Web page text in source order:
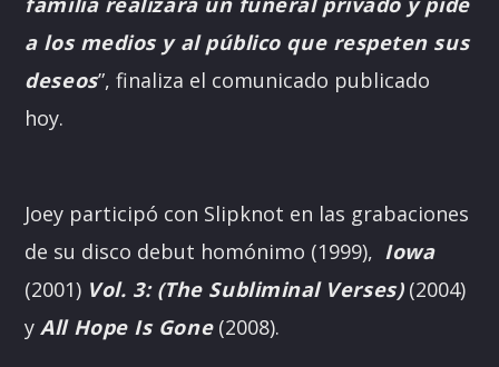
a los medios y al público que respeten sus
deseos”, finaliza el comunicado publicado
hoy.
Joey participó con Slipknot en las grabaciones
de su disco debut homónimo (1999), Iowa
(2001) Vol. 3: (The Subliminal Verses)(2004)
yAll Hope Is Gone(2008).